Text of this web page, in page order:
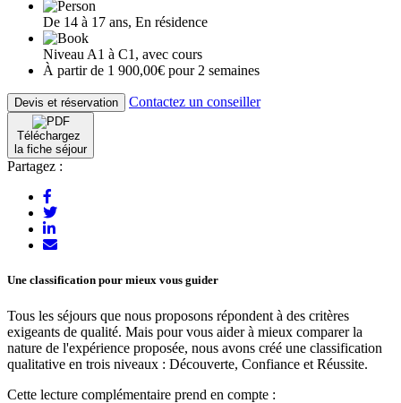
De 14 à 17 ans, En résidence
Niveau A1 à C1, avec cours
À partir de 1 900,00€ pour 2 semaines
Devis et réservation Contactez un conseiller
Téléchargez
la fiche séjour
Partagez :
Une classification pour mieux vous guider
Tous les séjours que nous proposons répondent à des critères
exigeants de qualité. Mais pour vous aider à mieux comparer la
nature de l'expérience proposée, nous avons créé une classification
qualitative en trois niveaux : Découverte, Confiance et Réussite.
Cette lecture complémentaire prend en compte :